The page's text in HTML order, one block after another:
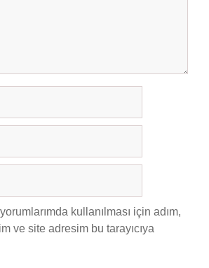
kullanılması için adım,
ve site adresim bu tarayıcıya